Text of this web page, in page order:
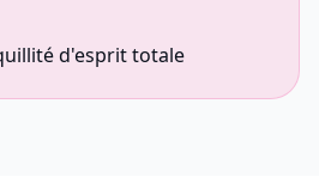
d'esprit totale